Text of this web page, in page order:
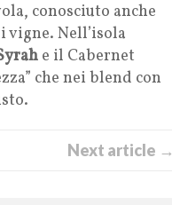
conosciuto anche
vigne. Nell’isola
e il Cabernet
che nei blend con
Next article →